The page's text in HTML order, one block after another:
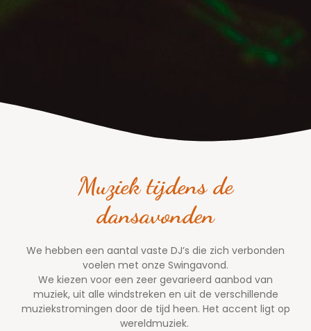
Muziek tijdens de
dansavonden
We hebben een aantal vaste DJ’s die zich verbonden
voelen met onze Swingavond.
We kiezen voor een zeer gevarieerd aanbod van
muziek, uit alle windstreken en uit de verschillende
muziekstromingen door de tijd heen. Het accent ligt op
wereldmuziek.